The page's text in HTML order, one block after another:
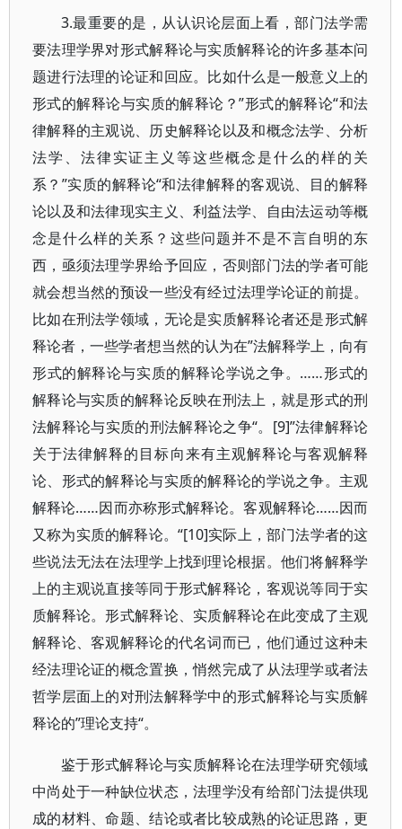
3.最重要的是，从认识论层面上看，部门法学需
要法理学界对形式解释论与实质解释论的许多基本问
题进行法理的论证和回应。比如什么是一般意义上的
形式的解释论与实质的解释论？”形式的解释论“和法
律解释的主观说、历史解释论以及和概念法学、分析
法学、法律实证主义等这些概念是什么的样的关
系？”实质的解释论“和法律解释的客观说、目的解释
论以及和法律现实主义、利益法学、自由法运动等概
念是什么样的关系？这些问题并不是不言自明的东
西，亟须法理学界给予回应，否则部门法的学者可能
就会想当然的预设一些没有经过法理学论证的前提。
比如在刑法学领域，无论是实质解释论者还是形式解
释论者，一些学者想当然的认为在”法解释学上，向有
形式的解释论与实质的解释论学说之争。……形式的
解释论与实质的解释论反映在刑法上，就是形式的刑
法解释论与实质的刑法解释论之争“。[9]”法律解释论
关于法律解释的目标向来有主观解释论与客观解释
论、形式的解释论与实质的解释论的学说之争。主观
解释论……因而亦称形式解释论。客观解释论……因而
又称为实质的解释论。“[10]实际上，部门法学者的这
些说法无法在法理学上找到理论根据。他们将解释学
上的主观说直接等同于形式解释论，客观说等同于实
质解释论。形式解释论、实质解释论在此变成了主观
解释论、客观解释论的代名词而已，他们通过这种未
经法理论证的概念置换，悄然完成了从法理学或者法
哲学层面上的对刑法解释学中的形式解释论与实质解
释论的”理论支持“。
鉴于形式解释论与实质解释论在法理学研究领域
中尚处于一种缺位状态，法理学没有给部门法提供现
成的材料、命题、结论或者比较成熟的论证思路，更